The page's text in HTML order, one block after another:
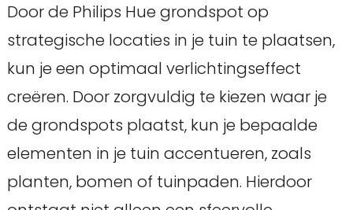
Door de Philips Hue grondspot op
strategische locaties in je tuin te plaatsen,
kun je een optimaal verlichtingseffect
creëren. Door zorgvuldig te kiezen waar je
de grondspots plaatst, kun je bepaalde
elementen in je tuin accentueren, zoals
planten, bomen of tuinpaden. Hierdoor